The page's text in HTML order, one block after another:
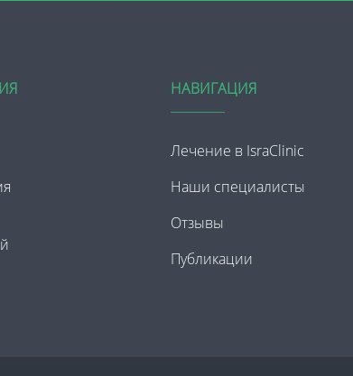
НАВИГАЦИЯ
Лечение в IsraClinic
Наши специалисты
Отзывы
Публикации